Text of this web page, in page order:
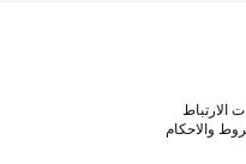
الارتباط
والاحكام